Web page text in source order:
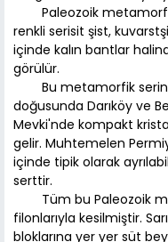
Paleozoik metamorfik
renkli serisit şist,
içinde kalın bantlar
görülür.
Bu metamorfik
doğusunda Darıköy ve
Mevki'nde kompakt
gelir. Muhtemelen
içinde tipik olarak
serttir.
Tüm bu Paleozoik
filonlarıyla kesilmiştir.
bloklarına yer yer süt